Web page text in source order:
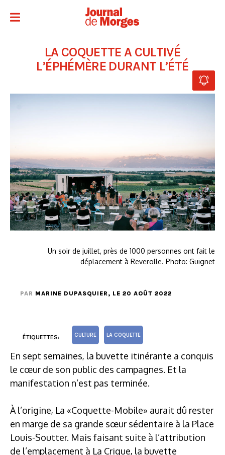
LA COQUETTE A CULTIVÉ
L’ÉPHÉMÈRE DURANT L’ÉTÉ
Un soir de juillet, près de 1000 personnes ont fait le
déplacement à Reverolle. Photo: Guignet
PAR MARINE DUPASQUIER, LE 20 AOÛT 2022
ÉTIQUETTES: CULTURE LA COQUETTE
En sept semaines, la buvette itinérante a conquis
le cœur de son public des campagnes. Et la
manifestation n’est pas terminée.
À l’origine, La «Coquette-Mobile» aurait dû rester
en marge de sa grande sœur sédentaire à la Place
Louis-Soutter. Mais faisant suite à l’attribution
de l’emplacement à La Crique, la buvette